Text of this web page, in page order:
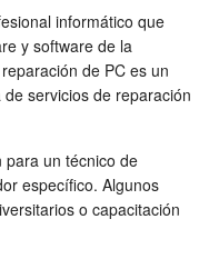
informático que
y software de la
de PC es un
servicios de reparación
para un técnico de
específico. Algunos
o capacitación